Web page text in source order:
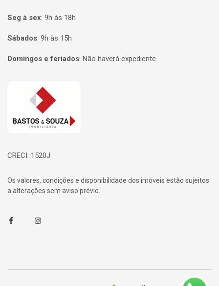
Seg à sex: 9h às 18h
Sábados: 9h às 15h
Domingos e feriados: Não haverá expediente
Página inicial
CRECI: 1520J
Os valores, condições e disponibilidade dos imóveis estão sujeitos
a alterações sem aviso prévio.
FacebookInstagram